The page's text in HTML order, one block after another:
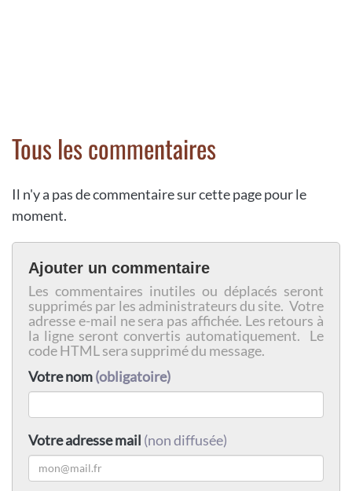
Tous les commentaires
Il n'y a pas de commentaire sur cette page pour le
moment.
Ajouter un commentaire
Les commentaires inutiles ou déplacés seront
supprimés par les administrateurs du site. Votre
adresse e-mail ne sera pas affichée. Les retours à
la ligne seront convertis automatiquement. Le
code HTML sera supprimé du message.
Votre nom(obligatoire)
Votre adresse mail (non diffusée)